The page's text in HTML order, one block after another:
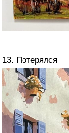
13. Потерялся